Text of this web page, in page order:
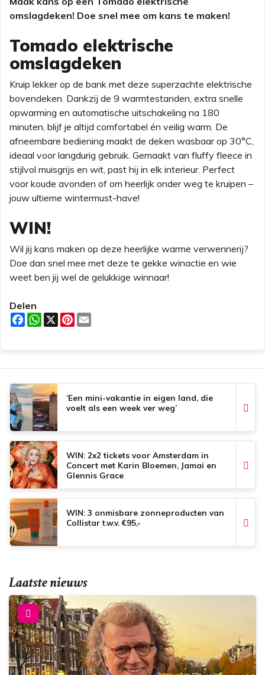
omslagdeken! Doe snel mee om kans te maken!
Tomado elektrische
omslagdeken
Kruip lekker op de bank met deze superzachte elektrische
bovendeken. Dankzij de 9 warmtestanden, extra snelle
opwarming en automatische uitschakeling na 180
minuten, blijf je altijd comfortabel én veilig warm. De
afneembare bediening maakt de deken wasbaar op 30°C,
ideaal voor langdurig gebruik. Gemaakt van fluffy fleece in
stijlvol muisgrijs en wit, past hij in elk interieur. Perfect
voor koude avonden of om heerlijk onder weg te kruipen –
jouw ultieme wintermust-have!
WIN!
Wil jij kans maken op deze heerlijke warme verwennerij?
Doe dan snel mee met deze te gekke winactie en wie
weet ben jij wel de gelukkige winnaar!
Delen
F
a
k
W
h
p
X
P
s
‘Een mini-vakantie in eigen land, die
voelt als een week ver weg’
WIN: 2x2 tickets voor Amsterdam in
Concert met Karin Bloemen, Jamai en
Glennis Grace
WIN: 3 onmisbare zonneproducten van
Collistar t.w.v. €95,-
Laatste nieuws